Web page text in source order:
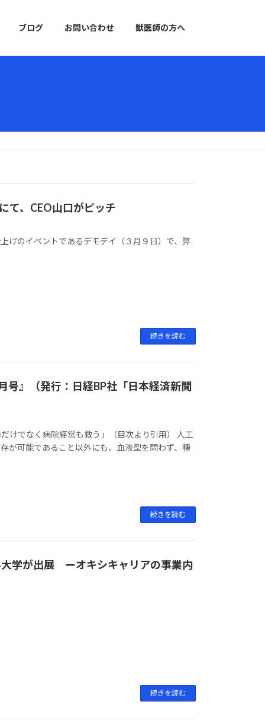
ブログ お問い合わせ 獣医師の方へ
て、CEO山口がピッチ
げのイベントであるデモデイ（３月９日）で、弊
続きを読む
号』（発行：日経BP社「日本経済新聞
けでなく病院経営も救う」（目次より引用） 人工
が可能であること以外にも、血液型を問わず、種
続きを読む
大学が出展 ーオキシキャリアの事業内
続きを読む